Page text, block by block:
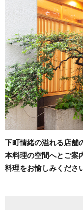
下町情緒の溢れる店舗
本料理の空間へとご案
料理をお愉しみくださ